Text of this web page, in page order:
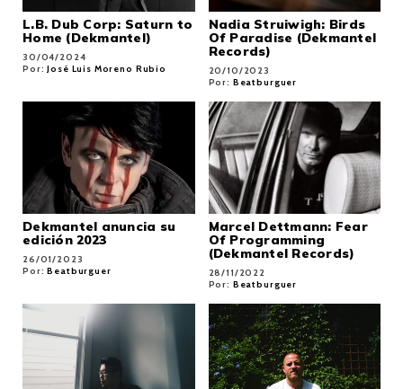
L.B. Dub Corp: Saturn to
Home (Dekmantel)
30/04/2024
Por:José Luis Moreno Rubio
Nadia Struiwigh: Birds
Of Paradise (Dekmantel
Records)
20/10/2023
Por: Beatburguer
Dekmantel anuncia su
edición 2023
26/01/2023
Por:Beatburguer
Marcel Dettmann: Fear
Of Programming
(Dekmantel Records)
28/11/2022
Por: Beatburguer